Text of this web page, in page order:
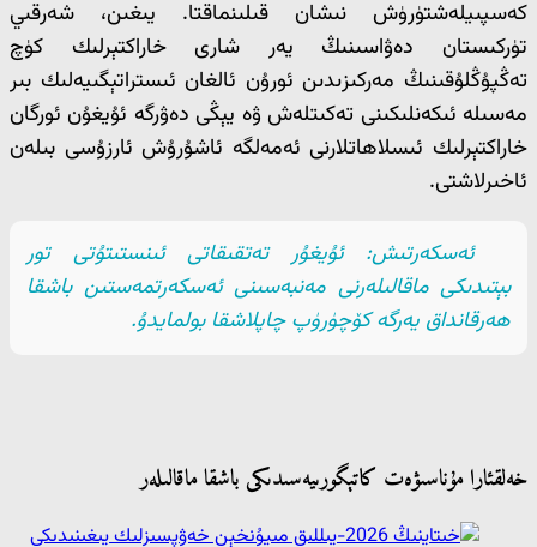
كەسپىيلەشتۈرۈش نىشان قىلىنماقتا. يىغىن، شەرقىي
تۈركىستان دەۋاسىنىڭ يەر شارى خاراكتېرلىك كۈچ
تەڭپۇڭلۇقىنىڭ مەركىزىدىن ئورۇن ئالغان ئىستراتېگىيەلىك بىر
مەسىلە ئىكەنلىكىنى تەكىتلەش ۋە يېڭى دەۋرگە ئۇيغۇن ئورگان
خاراكتېرلىك ئىسلاھاتلارنى ئەمەلگە ئاشۇرۇش ئارزۇسى بىلەن
ئاخىرلاشتى.
ئەسكەرتىش: ئۇيغۇر تەتقىقاتى ئىنستىتۇتى تور
بېتىدىكى ماقالىلەرنى مەنبەسىنى ئەسكەرتمەستىن باشقا
ھەرقانداق يەرگە كۆچۈرۈپ چاپلاشقا بولمايدۇ.
خەلقئارا مۇناسىۋەت كاتېگورىيەسىدىكى باشقا ماقالىلەر